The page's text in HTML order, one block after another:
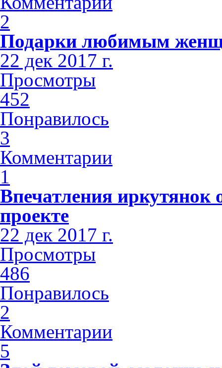
2
Подарки любимым
22 дек 2017 г.
Просмотры
452
Понравилось
3
Комментарии
1
Впечатления иркутянок
проекте
22 дек 2017 г.
Просмотры
486
Понравилось
2
Комментарии
5